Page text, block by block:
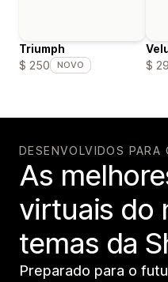
Triumph
$ 250
NOVO
$
DESENVOLVIDOS PARA
As
virtuais do
temas da
Preparado para o